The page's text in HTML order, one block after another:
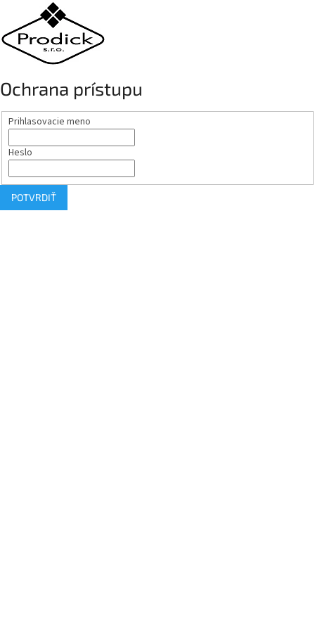
Ochrana prístupu
Prihlasovacie meno
Heslo
POTVRDIŤ